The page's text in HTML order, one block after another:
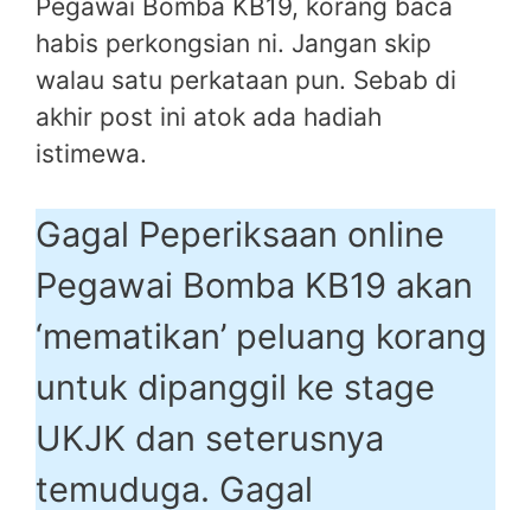
Pegawai Bomba KB19, korang baca
habis perkongsian ni. Jangan skip
walau satu perkataan pun. Sebab di
akhir post ini atok ada hadiah
istimewa.
Gagal Peperiksaan online
Pegawai Bomba KB19 akan
‘mematikan’ peluang korang
untuk dipanggil ke stage
UKJK dan seterusnya
temuduga. Gagal